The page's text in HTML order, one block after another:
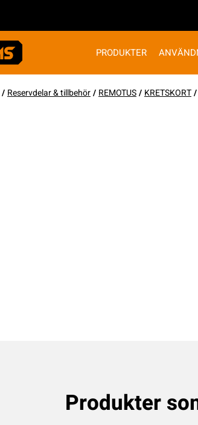
PRODUKTER
/ Reservdelar & tillbehör/ REMOTUS/ KRETSKORT/
Produkter